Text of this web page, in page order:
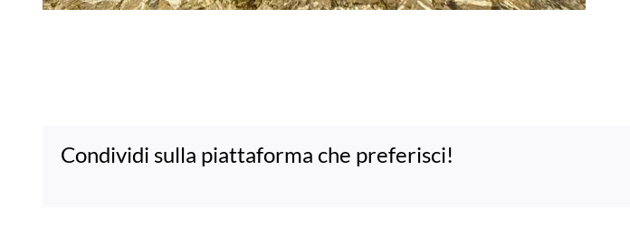
Condividi sulla piattaforma che preferisci!